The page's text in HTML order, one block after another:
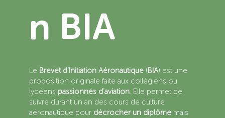
n BIA
Le Brevet d'Initiation Aéronautique(BIA) est une
proposition originale faite aux collégiens ou
lycéens passionnés d'aviation. Elle permet de
suivre durant un an des cours de culture
aéronautique pour décrocher un diplômemais